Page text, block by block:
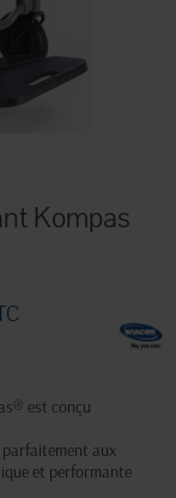
Kompas
est conçu
aux
et performante